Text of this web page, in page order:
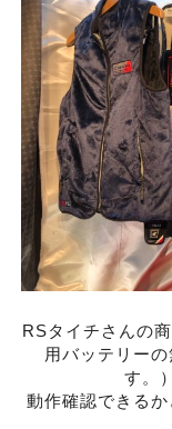
RSタイチさんの
用バッテリー
す。
動作確認できる